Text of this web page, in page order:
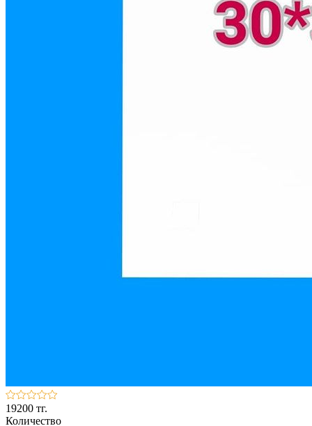
19200 тг.
Количество